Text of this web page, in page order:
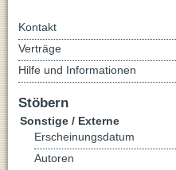
Kontakt
Verträge
Hilfe und Informationen
Stöbern
Sonstige / Externe
Erscheinungsdatum
Autoren